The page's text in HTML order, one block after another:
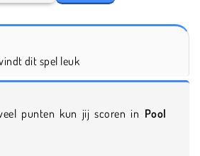
dit spel leuk
punten kun jij scoren in Pool